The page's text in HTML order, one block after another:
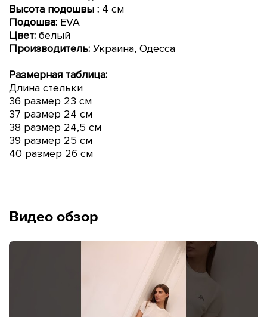
Высота подошвы : 4 см
Подошва: EVA
Цвет: белый
Производитель: Украина, Одесса
Размерная таблица:
Длина стельки
36 размер 23 см
37 размер 24 см
38 размер 24,5 см
39 размер 25 см
40 размер 26 см
Видео обзор